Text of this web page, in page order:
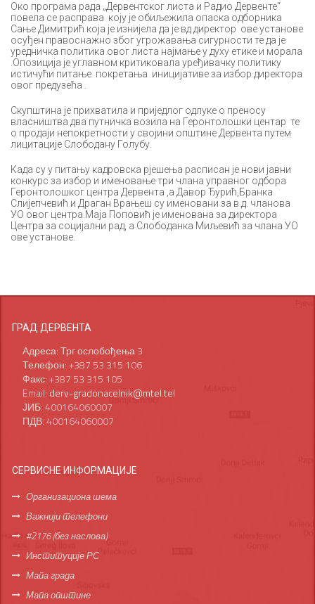
Око програма рада „Дервентског листа и Радио Дервенте“
повела се расправа коју је обиљежила опаска одборника
Сање Димитрић која је изнијела да је вд директор ове установе
осуђен правоснажно због угрожавања сигурности те да је
уредничка политика овог листа најмање у духу етике и морала
.Опозиција је углавном критиковала уређивачку политику
истичући питање покретања иницијативе за избор директора
овог предузећа .
Скупштина је прихватила и приједлог одлуке о преносу
власништва два путничка возила на Геронтолошки центар те
о продаји непокретности у својини општине Дервента путем
лицитације Слободану Голубу.
Када су у питању кадровска рјешења расписан је нови јавни
конкурс за избор и именовање три члана управног одбора
Геронтолошког центра Дервента ,а Давор Ђурић,Бранка
Слијепчевић и Драган Врањеш су именовани за в.д. чланова
УО овог центра.Маја Поповић је именована за директора
Центра за социјални рад, а Слободанка Миљевић за члана УО
ове установе.
ГРАД ДЕРВЕНТА
Адреса: Трг ослобођења 3
Телефон: +387 53 315 106
Факс: +387 53 315 105
Email: derv-gradonacelnik@mtel.tel
ЈИБ: 400164060007
ПДВ: 400164060007
СЕРВИСНЕ ИНФОРМАЦИЈЕ
Организациона шема
Важнији телефони
#2176 (без наслова)
Институције РС
Мапа града
Мапа општине